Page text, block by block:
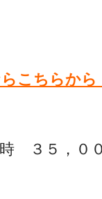
こちらから
３５，０